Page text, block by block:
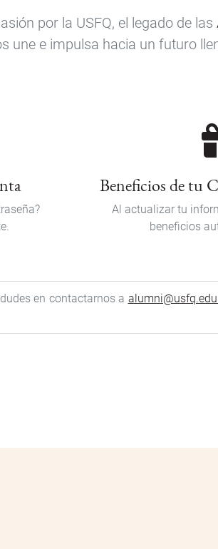
por la USFQ, el legado de las
une e impulsa hacia un futuro
Beneficios de tu
Al actualizar tu
beneficios
en contactarnos a